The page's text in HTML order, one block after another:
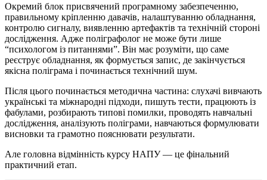
Окремий блок присвячений програмному забезпеченню,
правильному кріпленню давачів, налаштуванню обладнання,
контролю сигналу, виявленню артефактів та технічній стороні
дослідження. Адже поліграфолог не може бути лише
“психологом із питаннями”. Він має розуміти, що саме
реєструє обладнання, як формується запис, де закінчується
якісна поліграма і починається технічний шум.
Після цього починається методична частина: слухачі вивчають
українські та міжнародні підходи, пишуть тести, працюють із
фабулами, розбирають типові помилки, проводять навчальні
дослідження, аналізують поліграми, навчаються формулювати
висновки та грамотно пояснювати результати.
Але головна відмінність курсу НАПУ — це фінальний
практичний етап.